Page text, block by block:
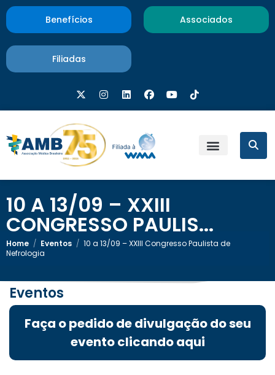
Benefícios Associados
Filiadas
10 A 13/09 – XXIII
CONGRESSO PAULIS...
Home / Eventos / 10 a 13/09 – XXIII Congresso Paulista de
Nefrologia
Eventos
Faça o pedido de divulgação do seu
evento clicando aqui